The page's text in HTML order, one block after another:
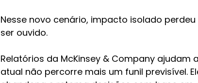
Nesse novo cenário, impacto isolado
ser ouvido.
Relatórios da McKinsey & Company ajudam
atual não percorre mais um funil previsível.